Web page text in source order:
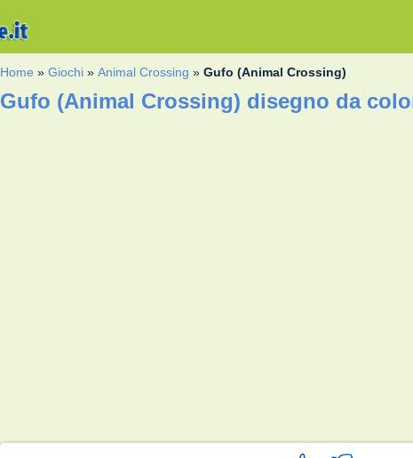
Home »Giochi »Animal Crossing »Gufo (Animal Crossing)
Gufo (Animal Crossing) disegno da